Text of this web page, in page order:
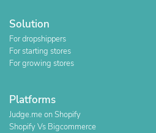
Solution
For dropshippers
For starting stores
For growing stores
Platforms
Judge.me on Shopify
Shopify Vs Bigcommerce